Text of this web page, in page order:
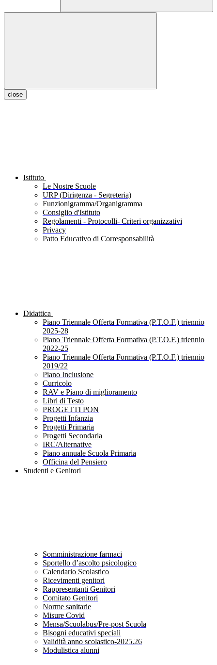
close
Istituto
Le Nostre Scuole
URP (Dirigenza - Segreteria)
Funzionigramma/Organigramma
Consiglio d'Istituto
Regolamenti - Protocolli- Criteri organizzativi
Privacy
Patto Educativo di Corresponsabilità
Didattica
Piano Triennale Offerta Formativa (P.T.O.F.) triennio
2025-28
Piano Triennale Offerta Formativa (P.T.O.F.) triennio
2022-25
Piano Triennale Offerta Formativa (P.T.O.F.) triennio
2019/22
Piano Inclusione
Curricolo
RAV e Piano di miglioramento
Libri di Testo
PROGETTI PON
Progetti Infanzia
Progetti Primaria
Progetti Secondaria
IRC/Alternative
Piano annuale Scuola Primaria
Officina del Pensiero
Studenti e Genitori
Somministrazione farmaci
Sportello d’ascolto psicologico
Calendario Scolastico
Ricevimenti genitori
Rappresentanti Genitori
Comitato Genitori
Norme sanitarie
Misure Covid
Mensa/Scuolabus/Pre-post Scuola
Bisogni educativi speciali
Validità anno scolastico-2025.26
Modulistica alunni